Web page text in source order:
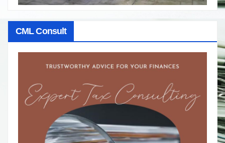
CML Consult